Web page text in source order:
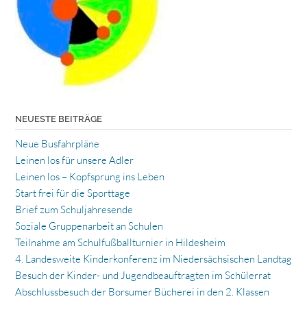
NEUESTE BEITRÄGE
Neue Busfahrpläne
Leinen los für unsere Adler
Leinen los – Kopfsprung ins Leben
Start frei für die Sporttage
Brief zum Schuljahresende
Soziale Gruppenarbeit an Schulen
Teilnahme am Schulfußballturnier in Hildesheim
4. Landesweite Kinderkonferenz im Niedersächsischen Landtag
Besuch der Kinder- und Jugendbeauftragten im Schülerrat
Abschlussbesuch der Borsumer Bücherei in den 2. Klassen